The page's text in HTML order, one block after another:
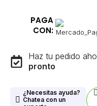
PAGA
CON:
Haz tu pedido
pronto
¿Necesitas ayuda?
Chatea con un